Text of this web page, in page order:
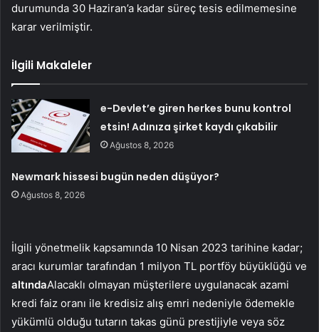
durumunda 30 Haziran’a kadar süreç tesis edilmemesine
karar verilmiştir.
İlgili Makaleler
e-Devlet’e giren herkes bunu kontrol
etsin! Adınıza şirket kaydı çıkabilir
Ağustos 8, 2026
Newmark hissesi bugün neden düşüyor?
Ağustos 8, 2026
İlgili yönetmelik kapsamında 10 Nisan 2023 tarihine kadar;
aracı kurumlar tarafından 1 milyon TL portföy büyüklüğü ve
altındaAlacaklı olmayan müşterilere uygulanacak azami
kredi faiz oranı ile kredisiz alış emri nedeniyle ödemekle
yükümlü olduğu tutarın takas günü prestijiyle veya söz